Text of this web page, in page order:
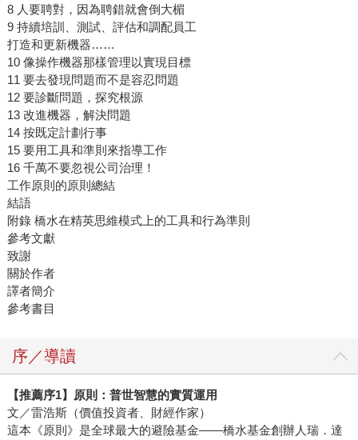
8 人要聘對，因為聘錯就會倒大楣
9 持續培訓、測試、評估和調配員工
打造和更新機器……
10 像操作機器那樣管理以實現目標
11 要去發現問題而不是容忍問題
12 要診斷問題，探究根源
13 改進機器，解決問題
14 按既定計劃行事
15 要用工具和準則來指導工作
16 千萬不要忽視公司治理！
工作原則的原則總結
結語
附錄 橋水在精英思維模式上的工具和行為準則
參考文獻
致謝
關於作者
譯者簡介
參考書目
序／導讀
【推薦序1】原則：普世智慧的實質運用
文／雷浩斯（價值投資者、財經作家）
這本《原則》是全球最大的避險基金——橋水基金創辦人瑞．達